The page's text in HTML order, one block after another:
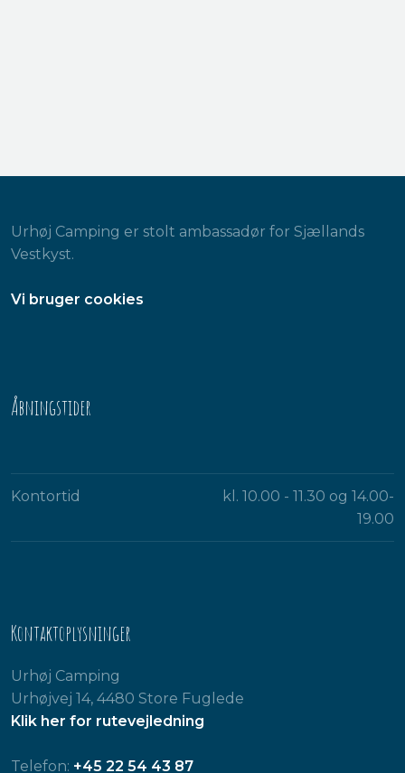
Urhøj Camping er stolt ambassadør for Sjællands
Vestkyst.
​Vi bruger cookies
Åbningstider​
Kontortid
kl. 10.00 - 11.30 og 14.00-
19.00​
Kontaktoplysninger
Urhøj Camping
Urhøjvej 14, 4480 Store Fuglede
Klik her for rutevejledning
Telefon: +45 22 54 43 87